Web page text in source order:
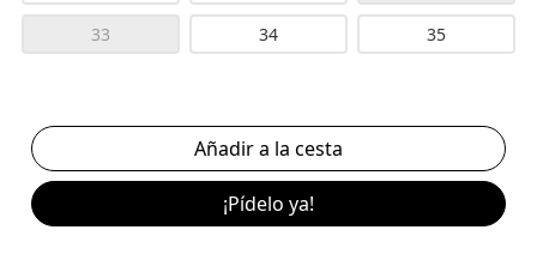
33 34 35
¡Pídelo ya!